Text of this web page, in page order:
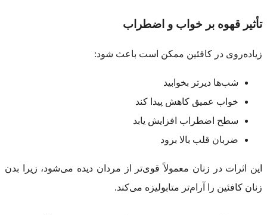
تأثیر قهوه بر خواب و اضطراب
زیاده‌روی در کافئین ممکن است باعث شود:
شب‌ها دیرتر بخوابید
خواب عمیق کاهش پیدا کند
سطح اضطراب افزایش یابد
ضربان قلب بالا برود
این اثرات در زنان معمولاً قوی‌تر از مردان دیده می‌شود، زیرا بدن
زنان کافئین را آرام‌تر متابولیزه می‌کند.